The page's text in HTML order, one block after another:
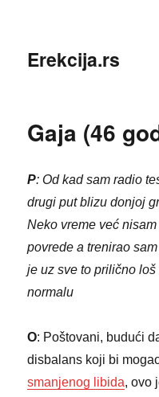
Erekcija.rs
Gaja (46
P: Od kad sam radio
drugi put blizu donjoj
Neko vreme već
povrede a trenirao
je uz sve to prilično
normalu
O: Poštovani, budući
disbalans koji bi
smanjenog libida, ovo